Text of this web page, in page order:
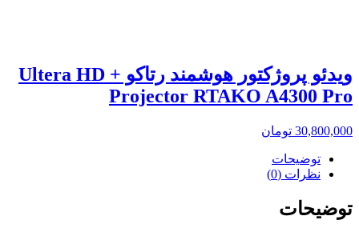
ویدئو پروژکتور هوشمند رتاکو + Ultera HD
Projector RTAKO A4300 Pro
30,800,000 تومان
توضیحات
نظرات (0)
توضیحات